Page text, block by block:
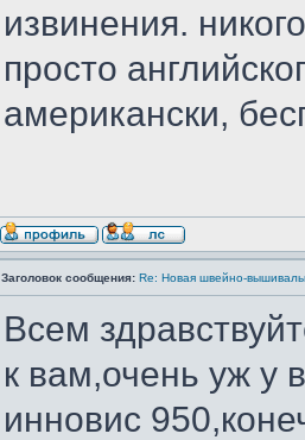
извинения.
просто
американски,
Заголовок сообщения: Re: Новая швейно-
Всем
к вам,очень уж у
инновис